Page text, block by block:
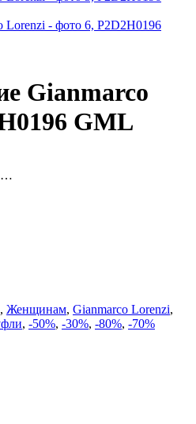
Gianmarco
GML
, Женщинам, Gianmarco Lorenzi,
, -50%, -30%, -80%, -70%